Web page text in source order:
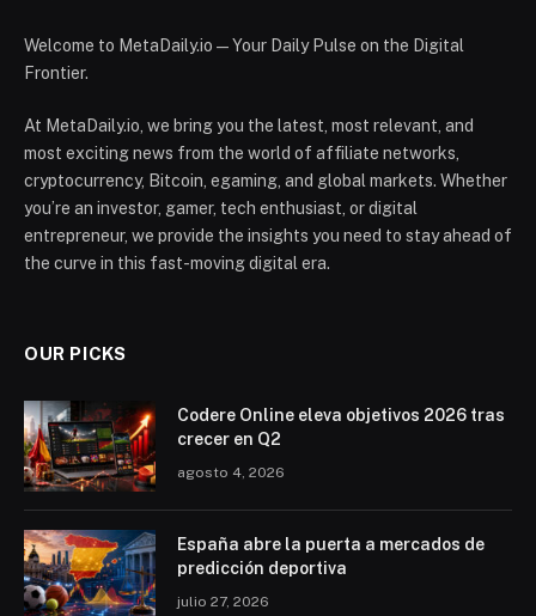
Welcome to MetaDaily.io — Your Daily Pulse on the Digital
Frontier.
At MetaDaily.io, we bring you the latest, most relevant, and
most exciting news from the world of affiliate networks,
cryptocurrency, Bitcoin, egaming, and global markets. Whether
you’re an investor, gamer, tech enthusiast, or digital
entrepreneur, we provide the insights you need to stay ahead of
the curve in this fast-moving digital era.
OUR PICKS
Codere Online eleva objetivos 2026 tras
crecer en Q2
agosto 4, 2026
España abre la puerta a mercados de
predicción deportiva
julio 27, 2026